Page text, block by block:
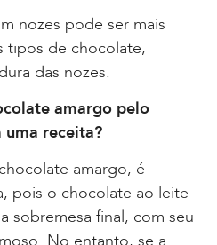
nozes pode ser mais
tipos de chocolate,
das nozes.
amargo pelo
receita?
amargo, é
pois o chocolate ao leite
sobremesa final, com seu